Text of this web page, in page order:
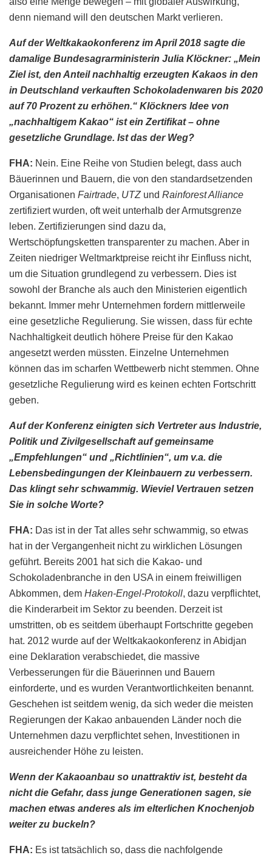
denn niemand will den deutschen Markt verlieren.
Auf der Weltkakaokonferenz im April 2018 sagte die
damalige Bundesagrarministerin Julia Klöckner: „Mein
Ziel ist, den Anteil nachhaltig erzeugten Kakaos in den
in Deutschland verkauften Schokoladenwaren bis 2020
auf 70 Prozent zu erhöhen.“ Klöckners Idee von
„nachhaltigem Kakao“ ist ein Zertifikat – ohne
gesetzliche Grundlage. Ist das der Weg?
FHA: Nein. Eine Reihe von Studien belegt, dass auch
Bäuerinnen und Bauern, die von den standardsetzenden
Organisationen Fairtrade, UTZ und Rainforest Alliance
zertifiziert wurden, oft weit unterhalb der Armutsgrenze
leben. Zertifizierungen sind dazu da,
Wertschöpfungsketten transparenter zu machen. Aber in
Zeiten niedriger Weltmarktpreise reicht ihr Einfluss nicht,
um die Situation grundlegend zu verbessern. Dies ist
sowohl der Branche als auch den Ministerien eigentlich
bekannt. Immer mehr Unternehmen fordern mittlerweile
eine gesetzliche Regulierung. Sie wissen, dass für echte
Nachhaltigkeit deutlich höhere Preise für den Kakao
angesetzt werden müssten. Einzelne Unternehmen
können das im scharfen Wettbewerb nicht stemmen. Ohne
gesetzliche Regulierung wird es keinen echten Fortschritt
geben.
Auf der Konferenz einigten sich Vertreter aus Industrie,
Politik und Zivilgesellschaft auf gemeinsame
„Empfehlungen“ und „Richtlinien“, um v.a. die
Lebensbedingungen der Kleinbauern zu verbessern.
Das klingt sehr schwammig. Wieviel Vertrauen setzen
Sie in solche Worte?
FHA: Das ist in der Tat alles sehr schwammig, so etwas
hat in der Vergangenheit nicht zu wirklichen Lösungen
geführt. Bereits 2001 hat sich die Kakao- und
Schokoladenbranche in den USA in einem freiwilligen
Abkommen, dem Haken-Engel-Protokoll, dazu verpflichtet,
die Kinderarbeit im Sektor zu beenden. Derzeit ist
umstritten, ob es seitdem überhaupt Fortschritte gegeben
hat. 2012 wurde auf der Weltkakaokonferenz in Abidjan
eine Deklaration verabschiedet, die massive
Verbesserungen für die Bäuerinnen und Bauern
einforderte, und es wurden Verantwortlichkeiten benannt.
Geschehen ist seitdem wenig, da sich weder die meisten
Regierungen der Kakao anbauenden Länder noch die
Unternehmen dazu verpflichtet sehen, Investitionen in
ausreichender Höhe zu leisten.
Wenn der Kakaoanbau so unattraktiv ist, besteht da
nicht die Gefahr, dass junge Generationen sagen, sie
machen etwas anderes als im elterlichen Knochenjob
weiter zu buckeln?
FHA: Es ist tatsächlich so, dass die nachfolgende